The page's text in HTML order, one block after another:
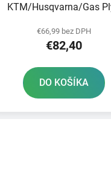
KTM/Husqvarna/Gas
€66,99 bez DPH
€82,40
DO KOŠÍKA